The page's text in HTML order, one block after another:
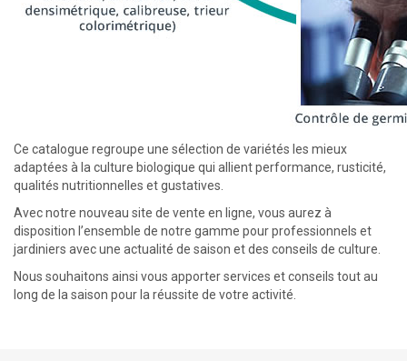
Ce catalogue regroupe une sélection de variétés les mieux
adaptées à la culture biologique qui allient performance, rusticité,
qualités nutritionnelles et gustatives.
Avec notre nouveau site de vente en ligne, vous aurez à
disposition l’ensemble de notre gamme pour professionnels et
jardiniers avec une actualité de saison et des conseils de culture.
Nous souhaitons ainsi vous apporter services et conseils tout au
long de la saison pour la réussite de votre activité.